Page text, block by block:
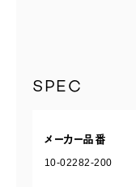
SPEC
メーカー品番
10-02282-200